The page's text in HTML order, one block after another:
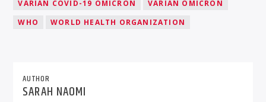
VARIAN COVID-19 OMICRON
VARIAN OMICRON
WHO
WORLD HEALTH ORGANIZATION
AUTHOR
SARAH NAOMI